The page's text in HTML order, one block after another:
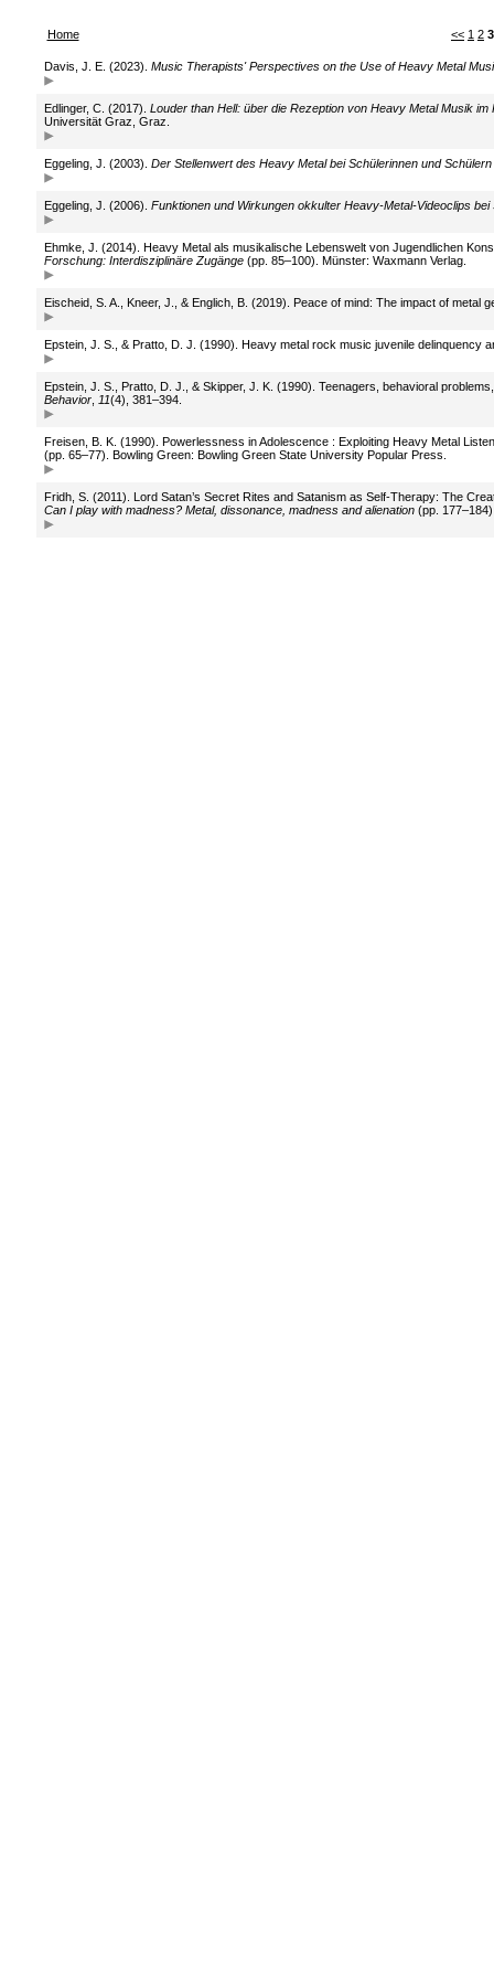
Home << 1 2 3
Davis, J. E. (2023). Music Therapists' Perspectives on the Use of Heavy Metal
Edlinger, C. (2017). Louder than Hell: über die Rezeption von Heavy Metal Musik
Universität Graz, Graz.
Eggeling, J. (2003). Der Stellenwert des Heavy Metal bei Schülerinnen und
Eggeling, J. (2006). Funktionen und Wirkungen okkulter Heavy-Metal-Videoclips bei
Ehmke, J. (2014). Heavy Metal als musikalische Lebenswelt von Jugendlichen
Forschung: Interdisziplinäre Zugänge(pp. 85–100). Münster: Waxmann Verlag.
Eischeid, S. A., Kneer, J., & Englich, B. (2019). Peace of mind: The impact of metal
Epstein, J. S., & Pratto, D. J. (1990). Heavy metal rock music juvenile delinquency
Epstein, J. S., Pratto, D. J., & Skipper, J. K. (1990). Teenagers, behavioral
Behavior, 11(4), 381–394.
Freisen, B. K. (1990). Powerlessness in Adolescence : Exploiting Heavy Metal
(pp. 65–77). Bowling Green: Bowling Green State University Popular Press.
Fridh, S. (2011). Lord Satan’s Secret Rites and Satanism as Self-Therapy: The
Can I play with madness? Metal, dissonance, madness and alienation(pp.